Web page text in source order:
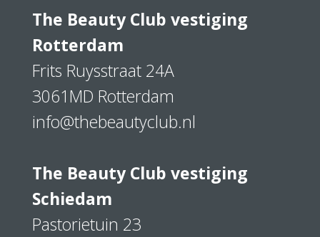
The Beauty Club vestiging
Rotterdam
Frits Ruysstraat 24A
3061MD Rotterdam
info@thebeautyclub.nl
The Beauty Club vestiging
Schiedam
Pastorietuin 23